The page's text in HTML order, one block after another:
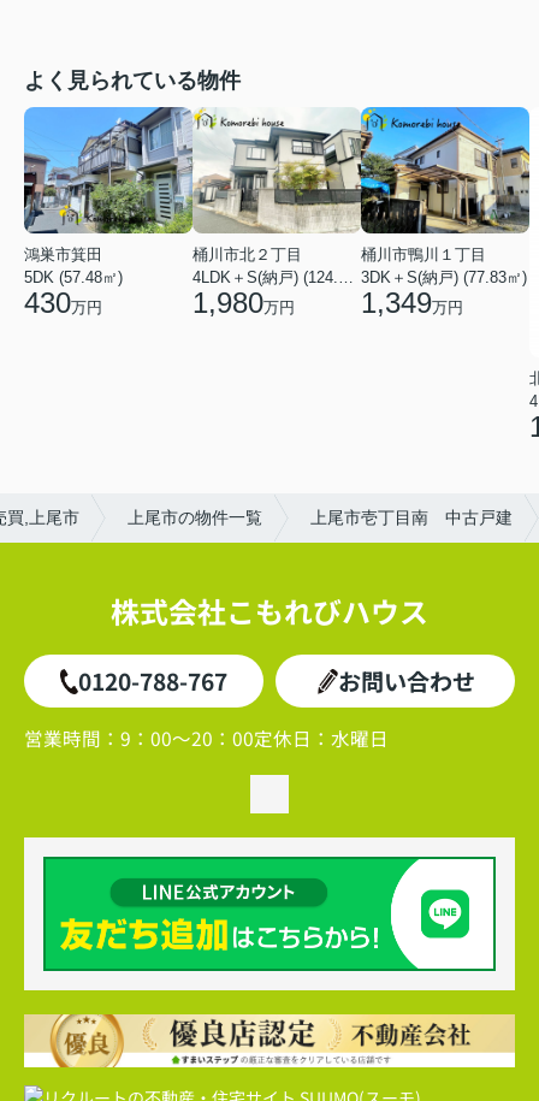
よく見られている物件
鴻巣市箕田
5DK (57.48㎡)
430万円
桶川市北２丁目
1,980万円
桶川市鴨川１丁目
3DK＋S(納戸) (77.83㎡)
1,349万円
買,上尾市 上尾市の物件一覧 上尾市壱丁目南 中古戸建
株式会社こもれびハウス
0120-788-767 お問い合わせ
営業時間： 9：00～20：00定休日： 水曜日